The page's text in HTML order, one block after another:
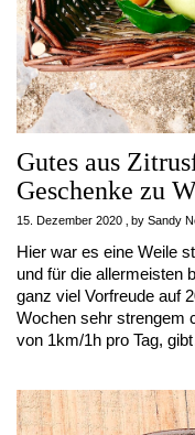
Gutes aus
Geschenke zu
15. Dezember 2020 by Sandy
Hier war es eine Weile
und für die allermeisten
ganz viel Vorfreude auf
Wochen sehr strengem
von 1km/1h pro Tag,